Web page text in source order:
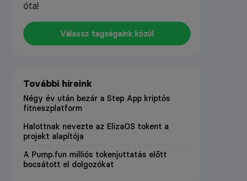
óta!
Válassz tagságaink közül
További híreink
Négy év után bezár a Step App kriptós
fitneszplatform
Halottnak nevezte az ElizaOS tokent a
projekt alapítója
A Pump.fun milliós tokenjuttatás előtt
bocsátott el dolgozókat